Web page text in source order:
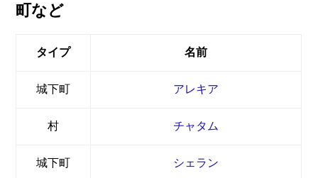
町など
タイプ 名前
城下町 アレキア
村 チャタム
城下町 シェラン